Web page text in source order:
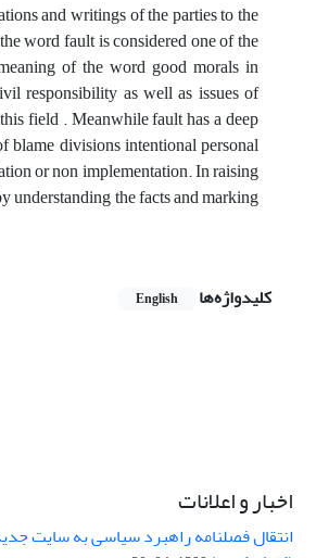
and writings of the parties to the
word fault is considered one of the
of the word good morals in
responsibility as well as issues of
field . Meanwhile fault has a deep
blame divisions intentional personal
or non implementation. In raising
understanding the facts and marking
کلیدواژه‌ها English
اخبار و اعلانات
انتقال فصلنامه راهبرد سیاسی به سایت